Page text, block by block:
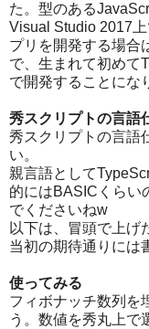
た。型のある
Visual Studio 2017
プリを開発する場合
で、生まれて初めて
で開発することにな
秀スクリプトの言語
秀スクリプトの言語
い。
親言語として
的にはBASICくらい
でくださいねw
以下は、冒頭で上げ
当初の期待通りには
使ってみる
フィボナッチ数列を
う。数値を秀丸上で